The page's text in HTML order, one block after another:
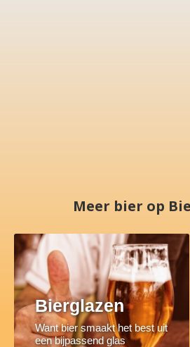
Meer bier op
Bierglazen
Want bier smaakt het best uit
een bijpassend glas